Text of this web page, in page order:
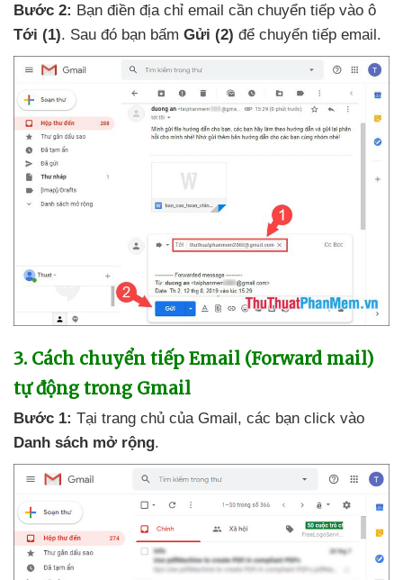
Bước 2: Bạn điền địa chỉ email cần chuyển tiếp vào ô
Tới (1). Sau đó bạn bấm Gửi (2) để chuyển tiếp email.
3. Cách chuyển tiếp Email (Forward mail)
tự động trong Gmail
Bước 1: Tại trang chủ của Gmail, các bạn click vào
Danh sách mở rộng.